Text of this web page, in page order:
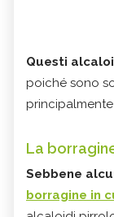
Questi
poiché sono
La
Sebbene
borragine in